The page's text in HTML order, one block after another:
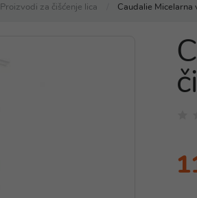
Proizvodi za čišćenje lica Caudalie Micelarna